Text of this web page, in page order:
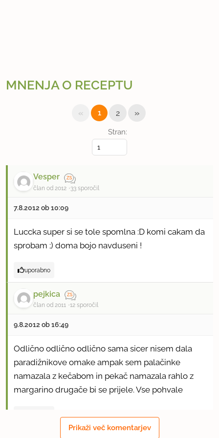
MNENJA O RECEPTU
Stran:
« 1 2 »
Vesper
član od 2012 33 sporočil
7.8.2012 ob 10:09
Luccka super si se tole spomlna :D komi cakam da
sprobam ;) doma bojo navduseni !
uporabno
pejkica
član od 2011 12 sporočil
9.8.2012 ob 16:49
Odlično odlično odlično sama sicer nisem dala
paradižnikove omake ampak sem palačinke
namazala z kečabom in pekač namazala rahlo z
margarino drugače bi se prijele. Vse pohvale
Prikaži več komentarjev